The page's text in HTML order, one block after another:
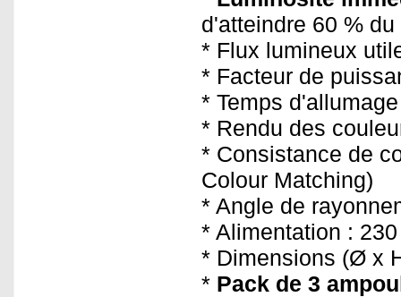
d'atteindre 60 %
* Flux lumineux
* Facteur de
* Temps
* Rendu des
* Consistance de
Colour Matching)
* Angle de
* Alimentation :
* Dimensions (Ø x
* Pack de 3